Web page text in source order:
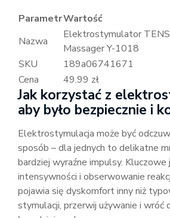
ParametrWartość
Nazwa
Elektrostymulator
Massager Y-1018
SKU
189a06741671
Cena
49.99 zł
Jak korzystać z
aby było bezpiecznie i
Elektrostymulacja może być
sposób – dla jednych to delikatne
bardziej wyraźne impulsy.
intensywności i obserwowanie
pojawia się dyskomfort inny niż
stymulacji, przerwij używanie i wróć